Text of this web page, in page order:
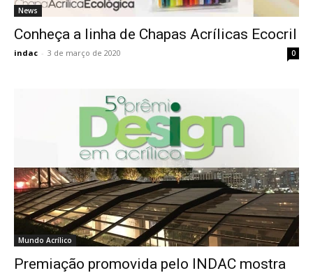
News
Conheça a linha de Chapas Acrílicas Ecocril
indac - 3 de março de 2020 0
Mundo Acrílico
Premiação promovida pelo INDAC mostra